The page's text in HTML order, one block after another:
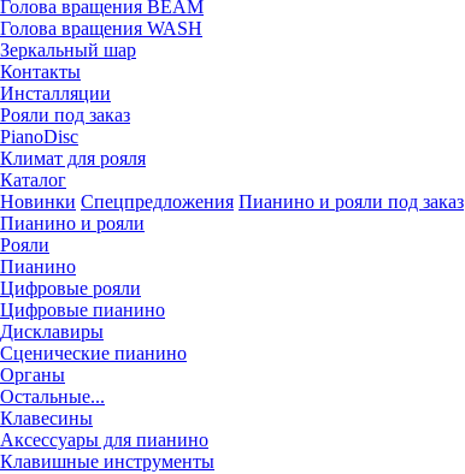
Голова вращения BEAM
Голова вращения WASH
Зеркальный шар
Контакты
Инсталляции
Рояли под заказ
PianoDisc
Климат для рояля
Каталог
Новинки Спецпредложения Пианино и рояли под заказ
Пианино и рояли
Рояли
Пианино
Цифровые рояли
Цифровые пианино
Дисклавиры
Сценические пианино
Органы
Остальные...
Клавесины
Аксессуары для пианино
Клавишные инструменты